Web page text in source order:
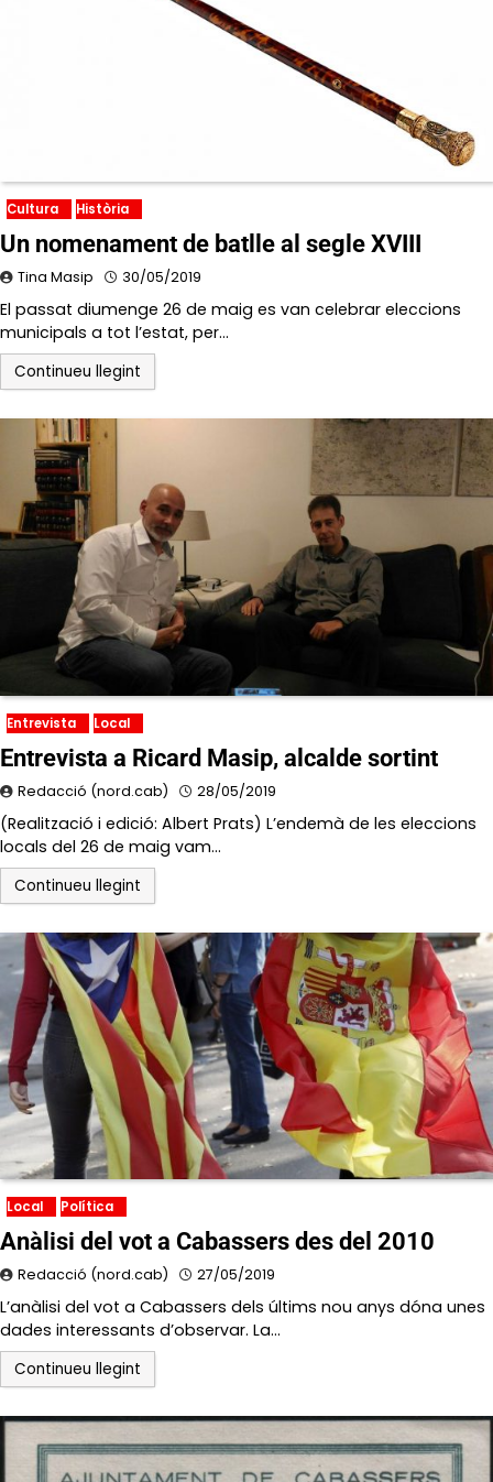
Cultura Història
Un nomenament de batlle al segle XVIII
Tina Masip 30/05/2019
El passat diumenge 26 de maig es van celebrar eleccions
municipals a tot l’estat, per…
Continueu llegint
Entrevista Local
Entrevista a Ricard Masip, alcalde sortint
Redacció (nord.cab) 28/05/2019
(Realització i edició: Albert Prats) L’endemà de les eleccions
locals del 26 de maig vam…
Continueu llegint
Local Política
Anàlisi del vot a Cabassers des del 2010
Redacció (nord.cab) 27/05/2019
L’anàlisi del vot a Cabassers dels últims nou anys dóna unes
dades interessants d’observar. La…
Continueu llegint